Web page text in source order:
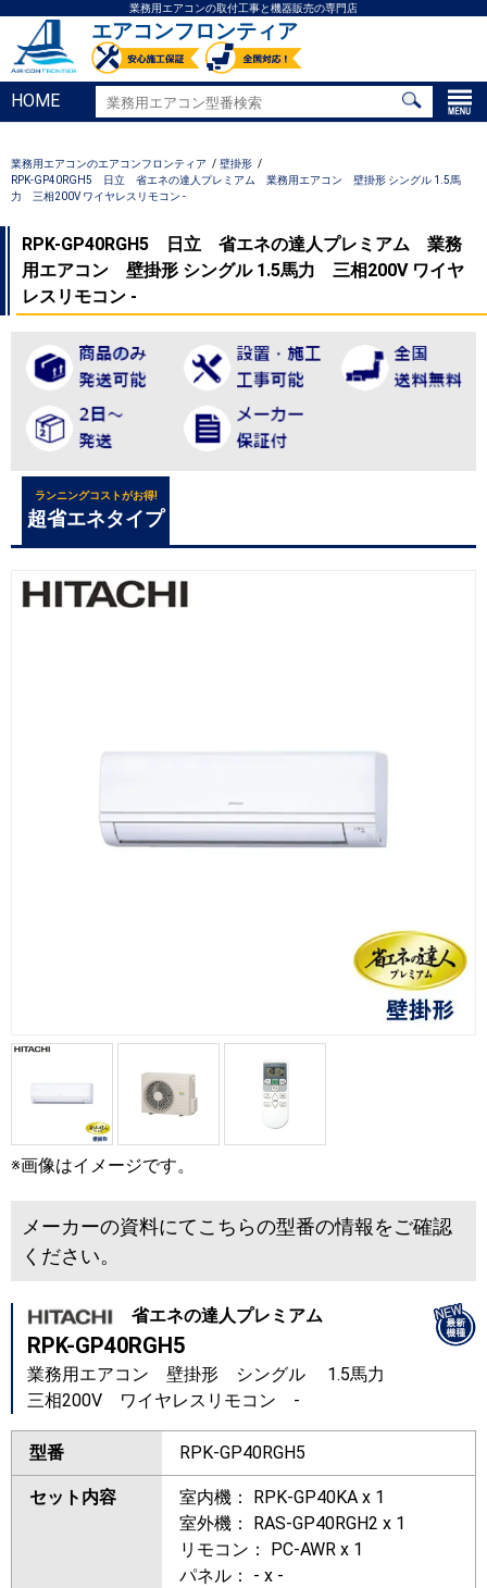
業務用エアコンの取付工事と機器販売の専門店
エアコンフロンティア
HOME
業務用エアコンのエアコンフロンティア
壁掛形
RPK-GP40RGH5 日立 省エネの達人プレミアム 業務用エアコン 壁掛形 シングル 1.5馬
力 三相200V ワイヤレスリモコン -
RPK-GP40RGH5 日立 省エネの達人プレミアム 業務
用エアコン 壁掛形 シングル 1.5馬力 三相200V ワイヤ
レスリモコン -
ランニングコストがお得!
超省エネタイプ
※画像はイメージです。
メーカーの資料にてこちらの型番の情報をご確認
ください。
省エネの達人プレミアム
RPK-GP40RGH5
業務用エアコン 壁掛形 シングル 1.5馬力
三相200V ワイヤレスリモコン -
型番 RPK-GP40RGH5
セット内容
室内機： RPK-GP40KA x 1
室外機： RAS-GP40RGH2 x 1
リモコン： PC-AWR x 1
パネル： - x -